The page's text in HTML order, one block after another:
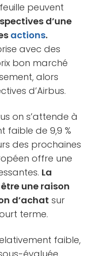
peuvent
d’une
actions.
avec des
bon marché
alors
d’Airbus.
on s’attende à
faible de 9,9 %
des prochaines
offre une
La
une raison
d’achat sur
terme.
faible,